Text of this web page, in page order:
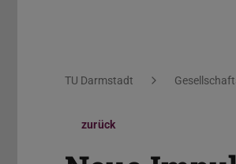
Sie befinden sich hier:
TU Darmstadt
zurück